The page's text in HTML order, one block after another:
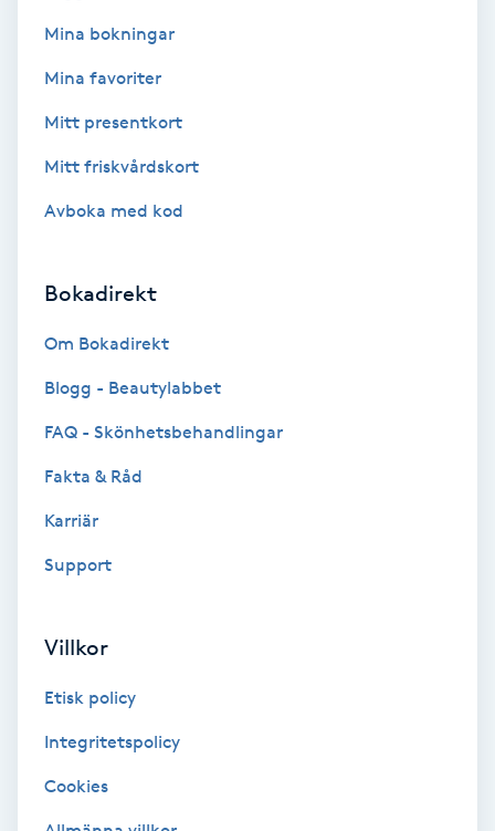
Fet hårbotten
Fettreducering
Fillers
Fotsvamp
Fotvård
Fransförlängning
Fransförlängning Megavolym
Mina bokningar
Mina favoriter
Mitt presentkort
Mitt friskvårdskort
Avboka med kod
Bokadirekt
Om Bokadirekt
Blogg - Beautylabbet
FAQ - Skönhetsbehandlingar
Fakta & Råd
Karriär
Support
Villkor
Etisk policy
Integritetspolicy
Cookies